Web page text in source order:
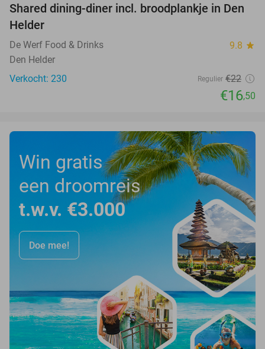
25%
Shared dining-diner incl. broodplankje in Den
Helder
De Werf Food & Drinks 9.8 star
Den Helder
Verkocht: 230
Regulier €22
€16,50
Win gratis
een droomreis
t.w.v. €3.000
Doe mee!